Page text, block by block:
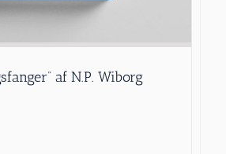
af N.P. Wiborg